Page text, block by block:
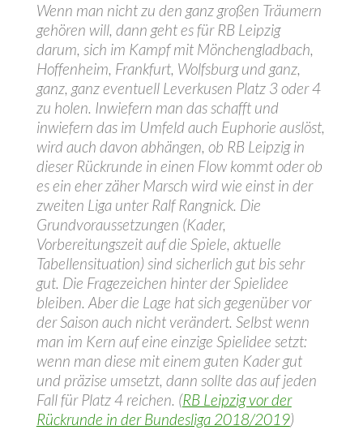
Wenn man nicht zu den ganz großen Träumern
gehören will, dann geht es für RB Leipzig
darum, sich im Kampf mit Mönchengladbach,
Hoffenheim, Frankfurt, Wolfsburg und ganz,
ganz, ganz eventuell Leverkusen Platz 3 oder 4
zu holen. Inwiefern man das schafft und
inwiefern das im Umfeld auch Euphorie auslöst,
wird auch davon abhängen, ob RB Leipzig in
dieser Rückrunde in einen Flow kommt oder ob
es ein eher zäher Marsch wird wie einst in der
zweiten Liga unter Ralf Rangnick. Die
Grundvoraussetzungen (Kader,
Vorbereitungszeit auf die Spiele, aktuelle
Tabellensituation) sind sicherlich gut bis sehr
gut. Die Fragezeichen hinter der Spielidee
bleiben. Aber die Lage hat sich gegenüber vor
der Saison auch nicht verändert. Selbst wenn
man im Kern auf eine einzige Spielidee setzt:
wenn man diese mit einem guten Kader gut
und präzise umsetzt, dann sollte das auf jeden
Fall für Platz 4 reichen. (RB Leipzig vor der
Rückrunde in der Bundesliga 2018/2019)